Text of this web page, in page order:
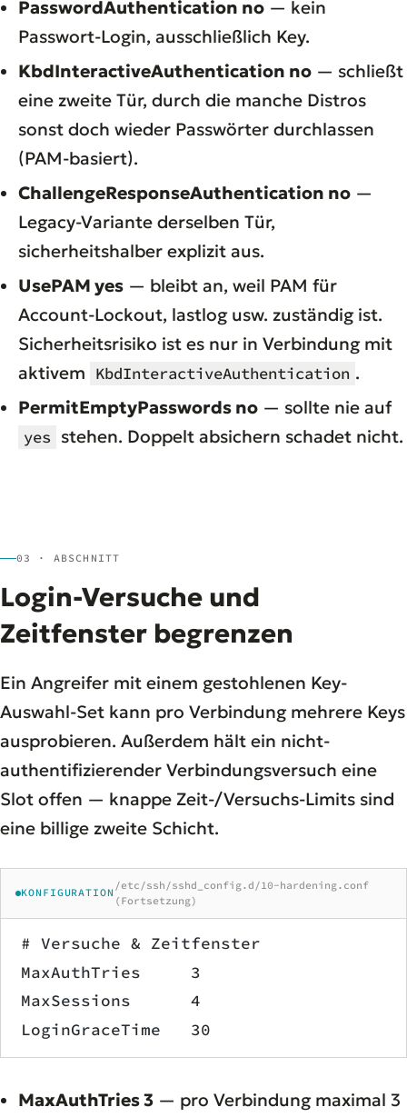
PasswordAuthentication no — kein
Passwort-Login, ausschließlich Key.
KbdInteractiveAuthentication no — schließt
eine zweite Tür, durch die manche Distros
sonst doch wieder Passwörter durchlassen
(PAM-basiert).
ChallengeResponseAuthentication no —
Legacy-Variante derselben Tür,
sicherheitshalber explizit aus.
UsePAM yes — bleibt an, weil PAM für
Account-Lockout, lastlog usw. zuständig ist.
Sicherheitsrisiko ist es nur in Verbindung mit
aktivem KbdInteractiveAuthentication .
PermitEmptyPasswords no — sollte nie auf
yes stehen. Doppelt absichern schadet nicht.
03 · ABSCHNITT
Login-Versuche und
Zeitfenster begrenzen
Ein Angreifer mit einem gestohlenen Key-
Auswahl-Set kann pro Verbindung mehrere Keys
ausprobieren. Außerdem hält ein nicht-
authentifizierender Verbindungsversuch eine
Slot offen — knappe Zeit-/Versuchs-Limits sind
eine billige zweite Schicht.
KONFIGURATION
/etc/ssh/sshd_config.d/10-hardening.conf
(Fortsetzung)
# Versuche & Zeitfenster
MaxAuthTries     3
MaxSessions      4
LoginGraceTime   30
MaxAuthTries 3 — pro Verbindung maximal 3